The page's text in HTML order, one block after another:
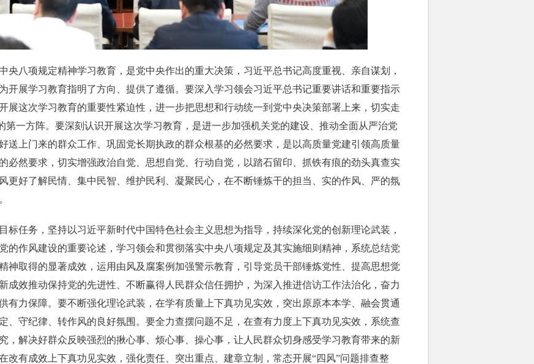
八项规定精神学习教育，是党中央作出的重大决策，习近平总书记高度重视、亲自谋划，
开展学习教育指明了方向、提供了遵循。要深入学习领会习近平总书记重要讲话和重要指示
展这次学习教育的重要性紧迫性，进一步把思想和行动统一到党中央决策部署上来，切实走
第一方阵。要深刻认识开展这次学习教育，是进一步加强机关党的建设、推动全面从严治党
送上门来的群众工作、巩固党长期执政的群众根基的必然要求，是以高质量党建引领高质量
必然要求，切实增强政治自觉、思想自觉、行动自觉，以踏石留印、抓铁有痕的劲头真查实
更好了解民情、集中民智、维护民利、凝聚民心，在不断锤炼干的担当、实的作风、严的氛
任务，坚持以习近平新时代中国特色社会主义思想为指导，持续深化党的创新理论武装，
的作风建设的重要论述，学习领会和贯彻落实中央八项规定及其实施细则精神，系统总结党
神取得的显著成效，运用由风及腐案例加强警示教育，引导党员干部锤炼党性、提高思想觉
成效推动保持党的先进性、不断赢得人民群众信任拥护，为深入推进信访工作法治化，奋力
有力保障。要不断强化理论武装，在学有质量上下真功见实效，突出原原本本学、融会贯通
、守纪律、转作风的良好氛围。要全力查摆问题不足，在查有力度上下真功见实效，系统查
，解决好群众反映强烈的揪心事、烦心事、操心事，让人民群众切身感受学习教育带来的新
改有成效上下真功见实效，强化责任、突出重点、建章立制，常态开展“四风”问题排查整